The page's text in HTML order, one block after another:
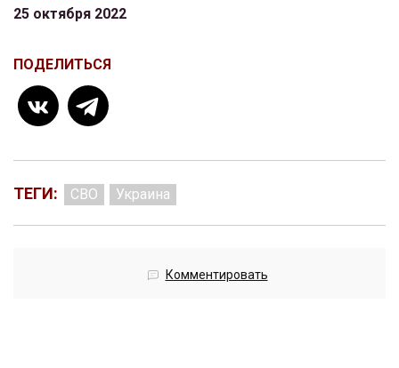
25 октября 2022
ПОДЕЛИТЬСЯ
ТЕГИ: СВО Украина
Комментировать